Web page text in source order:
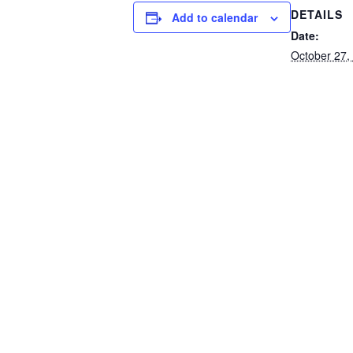
Add to calendar
DETAILS
Date:
October 27,